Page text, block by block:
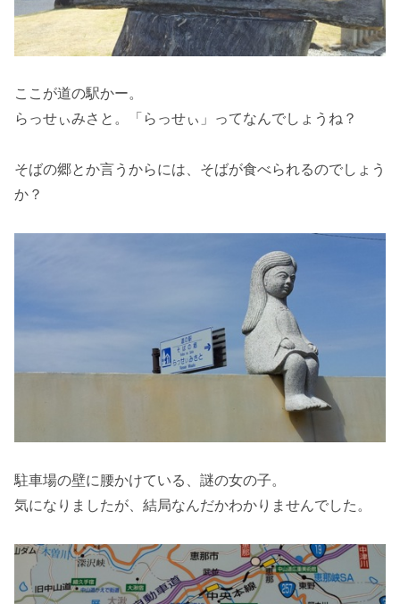
ここが道の駅かー。
らっせぃみさと。「らっせぃ」ってなんでしょうね？
そばの郷とか言うからには、そばが食べられるのでしょう
か？
駐車場の壁に腰かけている、謎の女の子。
気になりましたが、結局なんだかわかりませんでした。